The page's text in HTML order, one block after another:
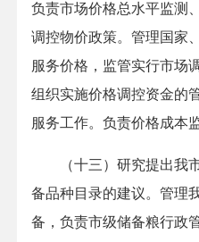
负责市场价格总水平监测
调控物价政策。管理国家
服务价格，监管实行市场
组织实施价格调控资金的
服务工作。负责价格成本
（十三）研究提出我市
备品种目录的建议。管理
备，负责市级储备粮行政